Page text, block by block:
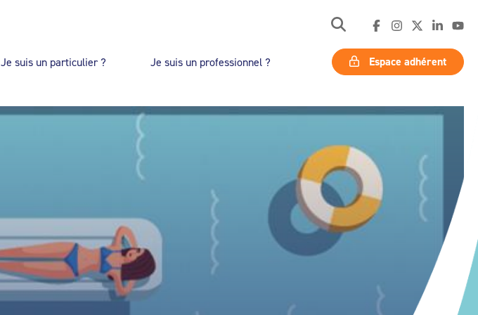
Je suis un particulier ? Je suis un professionnel ? Espace adhérent